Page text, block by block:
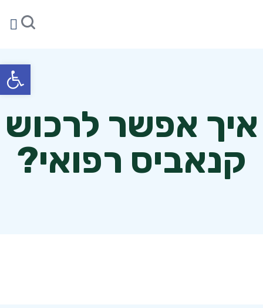
פתח
איך אפשר לרכוש
קנאביס רפואי?